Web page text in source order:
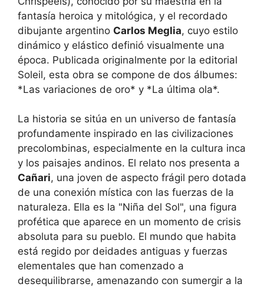
fantasía heroica y mitológica, y el recordado
dibujante argentino Carlos Meglia, cuyo estilo
dinámico y elástico definió visualmente una
época. Publicada originalmente por la editorial
Soleil, esta obra se compone de dos álbumes:
*Las variaciones de oro* y *La última ola*.
La historia se sitúa en un universo de fantasía
profundamente inspirado en las civilizaciones
precolombinas, especialmente en la cultura inca
y los paisajes andinos. El relato nos presenta a
Cañari, una joven de aspecto frágil pero dotada
de una conexión mística con las fuerzas de la
naturaleza. Ella es la "Niña del Sol", una figura
profética que aparece en un momento de crisis
absoluta para su pueblo. El mundo que habita
está regido por deidades antiguas y fuerzas
elementales que han comenzado a
desequilibrarse, amenazando con sumergir a la